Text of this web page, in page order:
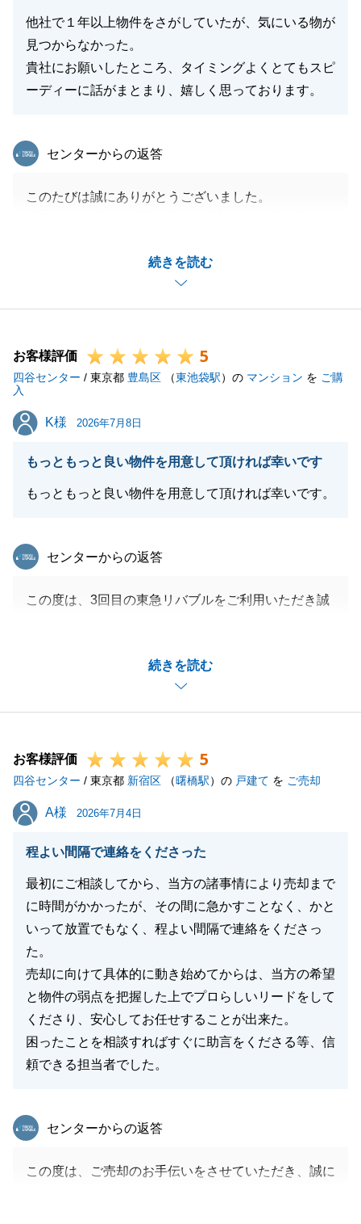
他社で１年以上物件をさがしていたが、気にいる物が
見つからなかった。
貴社にお願いしたところ、タイミングよくとてもスピ
ーディーに話がまとまり、嬉しく思っております。
続きを読む
東急リバブル
センターからの返答
このたびは誠にありがとうございました。
K様は多数の不動産をご所有されており、こちらとし
ても円滑にお話を進めることができ、心より感謝申し
上げます。
すので、引き続き精一杯サポートさせていただきま
す。
閉じる
お客様評価 5
四谷センター / 東京都 豊島区 （東池袋駅）の マンション を ご購
入
K様
K様 2026年7月8日
もっともっと良い物件を用意して頂ければ幸いです
もっともっと良い物件を用意して頂ければ幸いです。
続きを読む
東急リバブル
センターからの返答
この度は、3回目の東急リバブルをご利用いただき誠
何か不動産に関してお困り事や、周囲でお悩みの方が
いらっしゃいましたら、いつでもお気軽にお声がけい
今後ともよろしくお願い申し上げます。
お客様評価 5
四谷センター / 東京都 新宿区 （曙橋駅）の 戸建て を ご売却
A様
A様 2026年7月4日
程よい間隔で連絡をくださった
最初にご相談してから、当方の諸事情により売却まで
に時間がかかったが、その間に急かすことなく、かと
いって放置でもなく、程よい間隔で連絡をくださっ
た。
売却に向けて具体的に動き始めてからは、当方の希望
と物件の弱点を把握した上でプロらしいリードをして
くださり、安心してお任せすることが出来た。
困ったことを相談すればすぐに助言をくださる等、信
頼できる担当者でした。
東急リバブル
センターからの返答
この度は、ご売却のお手伝いをさせていただき、誠に